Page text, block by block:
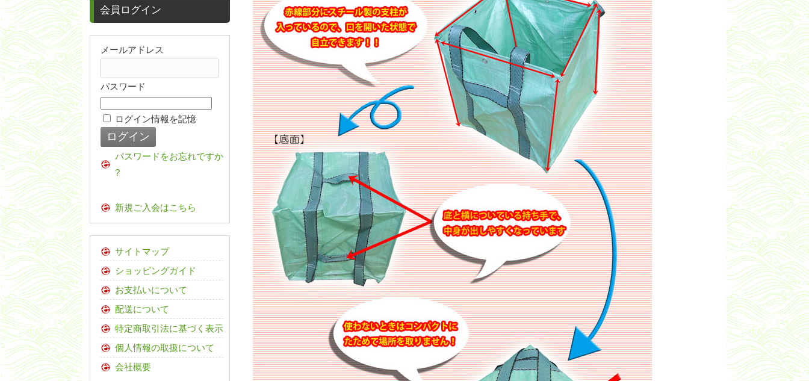
会員ログイン
メールアドレス
パスワード
ログイン情報を記憶
パスワードをお忘れですか
?
新規ご入会はこちら
サイトマップ
ショッピングガイド
お支払いについて
配送について
特定商取引法に基づく表示
個人情報の取扱について
会社概要